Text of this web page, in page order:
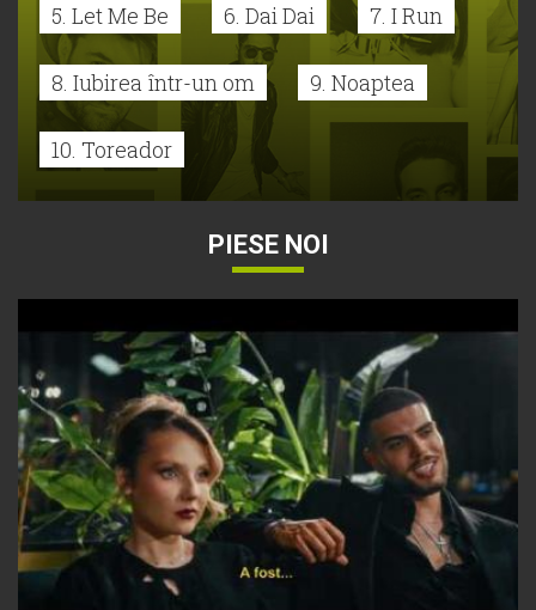
5. Let Me Be 6. Dai Dai 7. I Run
8. Iubirea într-un om 9. Noaptea
10. Toreador
PIESE NOI